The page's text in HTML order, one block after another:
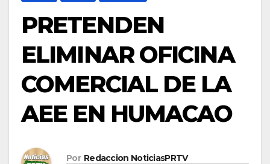
PRETENDEN
ELIMINAR OFICINA
COMERCIAL DE LA
AEE EN HUMACAO
Por Redaccion NoticiasPRTV